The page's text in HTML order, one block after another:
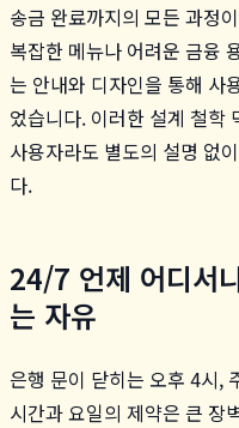
송금 완료까지의 모든 과정
복잡한 메뉴나 어려운 금융
는 안내와 디자인을 통해 사
었습니다. 이러한 설계 철학
사용자라도 별도의 설명 없이
다.
24/7 언제 어디서
는 자유
은행 문이 닫히는 오후 4시,
시간과 요일의 제약은 큰 장